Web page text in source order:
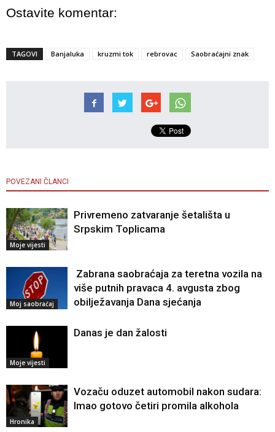
Ostavite komentar:
TAGOVI Banjaluka kruzmi tok rebrovac Saobraćajni znak
POVEZANI ČLANCI
Moje vijesti
Privremeno zatvaranje šetališta u
Srpskim Toplicama
Moj saobraćaj
Zabrana saobraćaja za teretna vozila na
više putnih pravaca 4. avgusta zbog
obilježavanja Dana sjećanja
Moje vijesti
Danas je dan žalosti
Hronika
Vozaču oduzet automobil nakon sudara:
Imao gotovo četiri promila alkohola